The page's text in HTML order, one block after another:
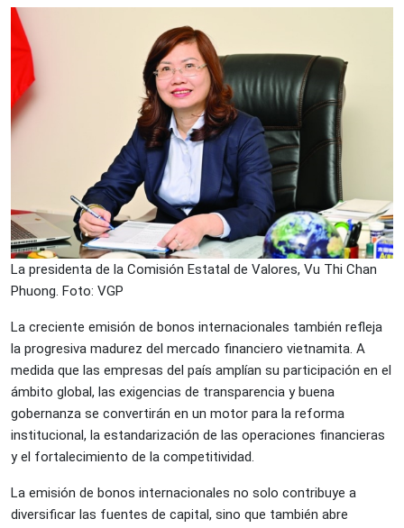
La presidenta de la Comisión Estatal de Valores, Vu Thi Chan
Phuong. Foto: VGP
La creciente emisión de bonos internacionales también refleja
la progresiva madurez del mercado financiero vietnamita. A
medida que las empresas del país amplían su participación en el
ámbito global, las exigencias de transparencia y buena
gobernanza se convertirán en un motor para la reforma
institucional, la estandarización de las operaciones financieras
y el fortalecimiento de la competitividad.
La emisión de bonos internacionales no solo contribuye a
diversificar las fuentes de capital, sino que también abre